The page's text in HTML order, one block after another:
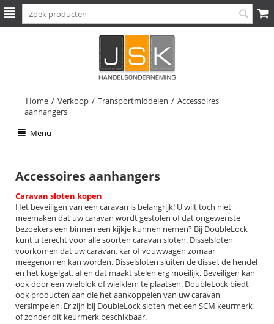
Home / Verkoop / Transportmiddelen / Accessoires
aanhangers
Menu
Accessoires aanhangers
Caravan sloten kopen
Het beveiligen van een caravan is belangrijk! U wilt toch niet
meemaken dat uw caravan wordt gestolen of dat ongewenste
bezoekers een binnen een kijkje kunnen nemen? Bij DoubleLock
kunt u terecht voor alle soorten caravan sloten. Disselsloten
voorkomen dat uw caravan, kar of vouwwagen zomaar
meegenomen kan worden. Disselsloten sluiten de dissel, de hendel
en het kogelgat, af en dat maakt stelen erg moeilijk. Beveiligen kan
ook door een wielblok of wielklem te plaatsen. DoubleLock biedt
ook producten aan die het aankoppelen van uw caravan
versimpelen. Er zijn bij DoubleLock sloten met een SCM keurmerk
of zonder dit keurmerk beschikbaar.